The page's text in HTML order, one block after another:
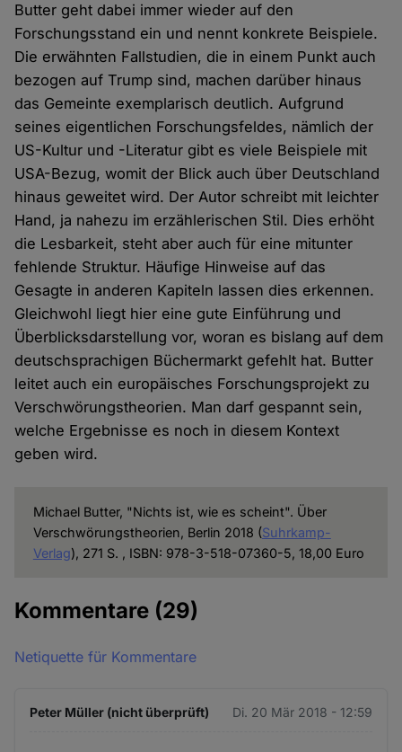
Butter geht dabei immer wieder auf den
Forschungsstand ein und nennt konkrete Beispiele.
Die erwähnten Fallstudien, die in einem Punkt auch
bezogen auf Trump sind, machen darüber hinaus
das Gemeinte exemplarisch deutlich. Aufgrund
seines eigentlichen Forschungsfeldes, nämlich der
US-Kultur und -Literatur gibt es viele Beispiele mit
USA-Bezug, womit der Blick auch über Deutschland
hinaus geweitet wird. Der Autor schreibt mit leichter
Hand, ja nahezu im erzählerischen Stil. Dies erhöht
die Lesbarkeit, steht aber auch für eine mitunter
fehlende Struktur. Häufige Hinweise auf das
Gesagte in anderen Kapiteln lassen dies erkennen.
Gleichwohl liegt hier eine gute Einführung und
Überblicksdarstellung vor, woran es bislang auf dem
deutschsprachigen Büchermarkt gefehlt hat. Butter
leitet auch ein europäisches Forschungsprojekt zu
Verschwörungstheorien. Man darf gespannt sein,
welche Ergebnisse es noch in diesem Kontext
geben wird.
Michael Butter, "Nichts ist, wie es scheint". Über
Verschwörungstheorien, Berlin 2018 (Suhrkamp-
Verlag), 271 S. , ISBN: 978-3-518-07360-5, 18,00 Euro
Kommentare (29)
Netiquette für Kommentare
Peter Müller (nicht überprüft) Di. 20 Mär 2018 - 12:59